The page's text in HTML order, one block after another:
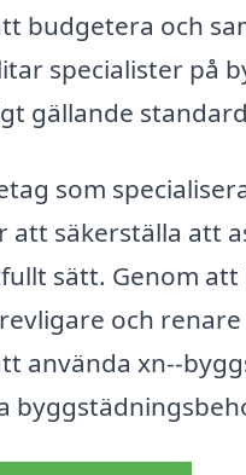
budgetera och
specialister på
gällande
som
säkerställa att
sätt. Genom
och
använda xn--